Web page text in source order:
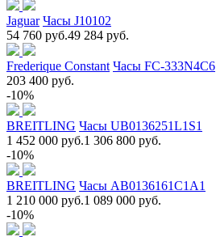
Jaguar Часы J10102
54 760 руб.49 284 руб.
Frederique Constant Часы FC-333N4C6
203 400 руб.
-10%
BREITLING Часы UB0136251L1S1
1 452 000 руб.1 306 800 руб.
-10%
BREITLING Часы AB0136161C1A1
1 210 000 руб.1 089 000 руб.
-10%